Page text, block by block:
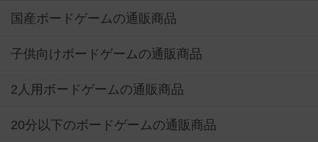
国産ボードゲームの通販商品
子供向けボードゲームの通販商品
2人用ボードゲームの通販商品
20分以下のボードゲームの通販商品